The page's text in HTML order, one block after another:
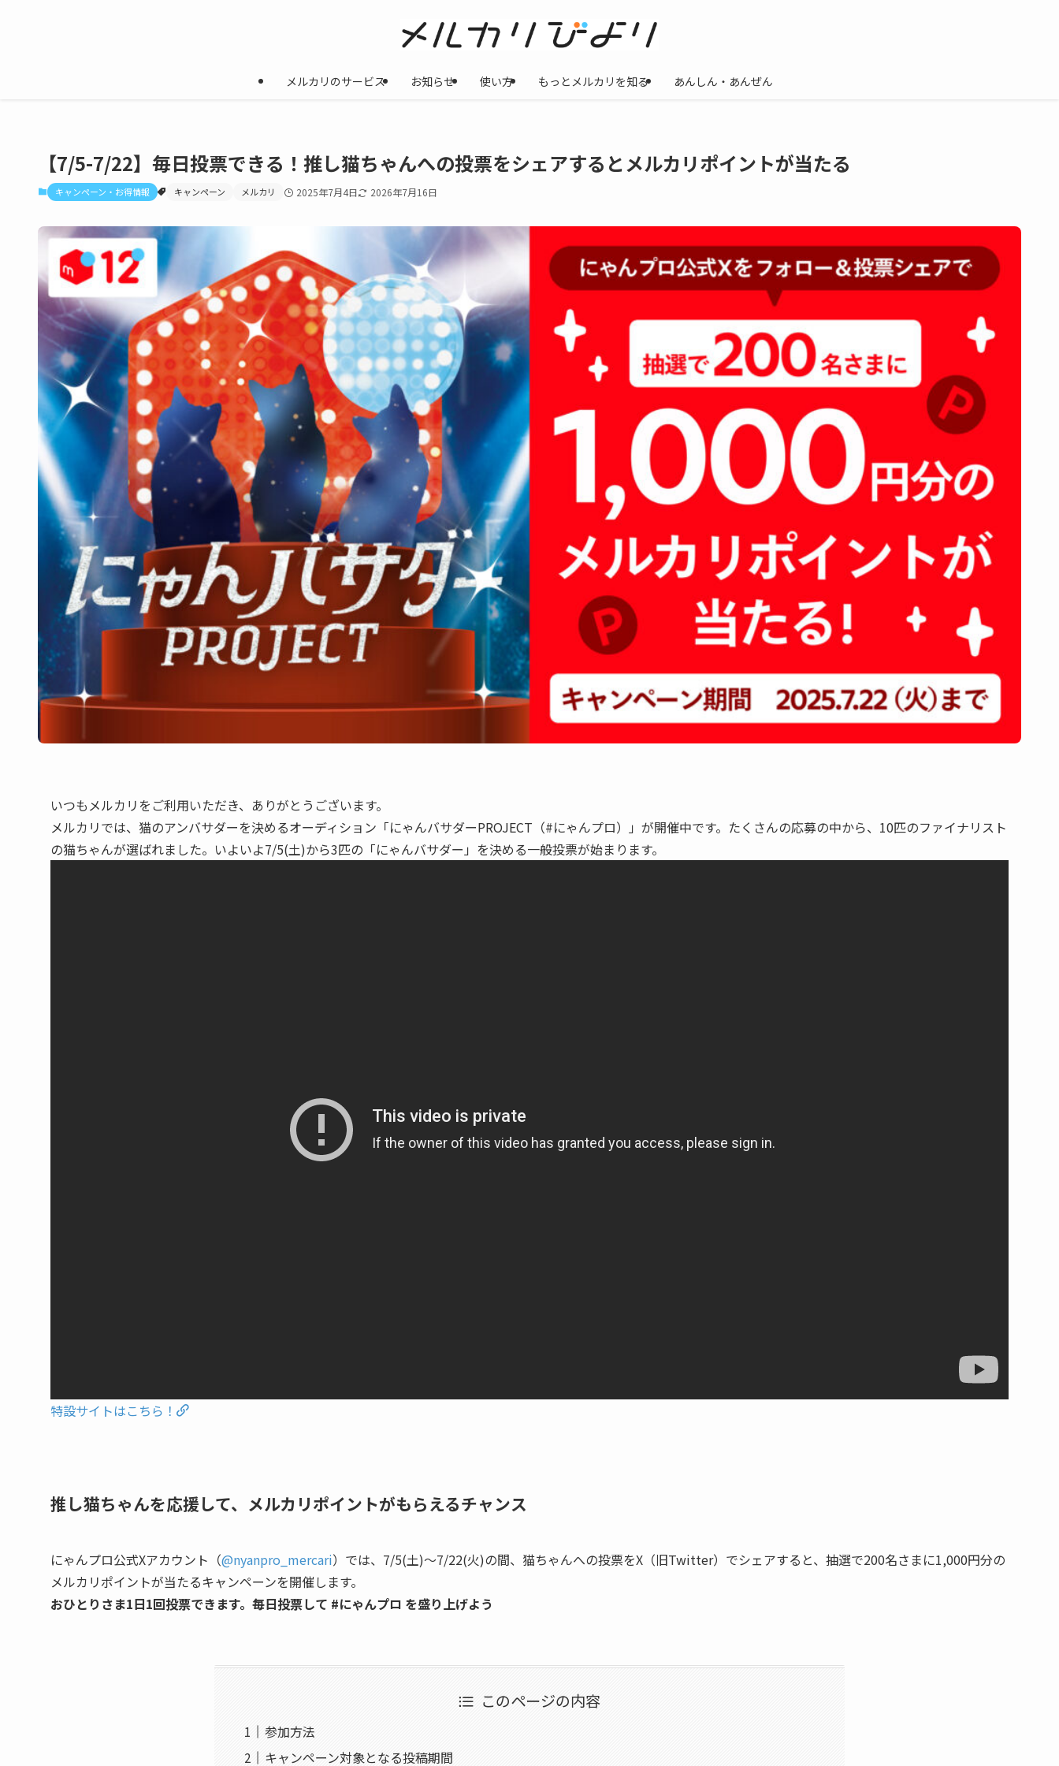
メルカリのサービス お知らせ 使い方 もっとメルカリを知る あんしん・あんぜん
【7/5-7/22】毎日投票できる！推し猫ちゃんへの投票をシェアするとメルカリポイントが当たる
キャンペーン・お得情報 キャンペーン メルカリ 2025年7月4日 2026年7月16日
いつもメルカリをご利用いただき、ありがとうございます。
メルカリでは、猫のアンバサダーを決めるオーディション「にゃんバサダーPROJECT（#にゃんプロ）」が開催中です。たくさんの応募の中から、10匹のファイナリスト
の猫ちゃんが選ばれました。いよいよ7/5(土)から3匹の「にゃんバサダー」を決める一般投票が始まります。
特設サイトはこちら！
推し猫ちゃんを応援して、メルカリポイントがもらえるチャンス
にゃんプロ公式Xアカウント（@nyanpro_mercari）では、7/5(土)〜7/22(火)の間、猫ちゃんへの投票をX（旧Twitter）でシェアすると、抽選で200名さまに1,000円分の
メルカリポイントが当たるキャンペーンを開催します。
おひとりさま1日1回投票できます。毎日投票して #にゃんプロ を盛り上げよう
このページの内容
参加方法
キャンペーン対象となる投稿期間